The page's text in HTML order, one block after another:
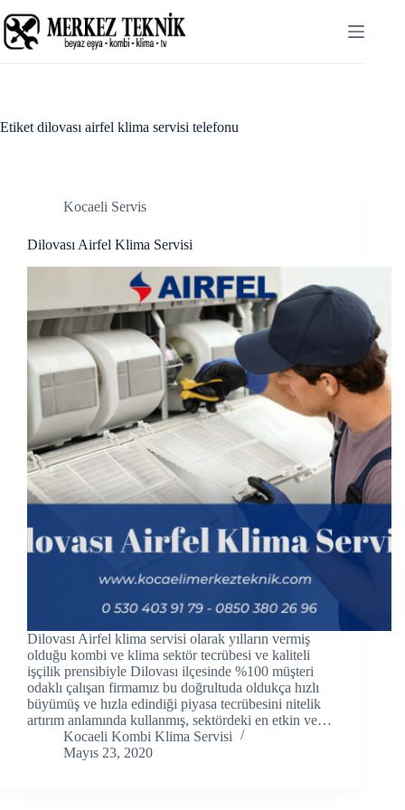
panel
panel
panel
panel
panel
panel
panel
Panel
panel
panel
panel
to
content
Etiket dilovası airfel klima servisi telefonu
Kocaeli Servis
Dilovası Airfel Klima Servisi
Dilovası Airfel klima servisi olarak yılların vermiş
olduğu kombi ve klima sektör tecrübesi ve kaliteli
işçilik prensibiyle Dilovası ilçesinde %100 müşteri
odaklı çalışan firmamız bu doğrultuda oldukça hızlı
büyümüş ve hızla edindiği piyasa tecrübesini nitelik
artırım anlamında kullanmış, sektördeki en etkin ve…
Kocaeli Kombi Klima Servisi
Mayıs 23, 2020